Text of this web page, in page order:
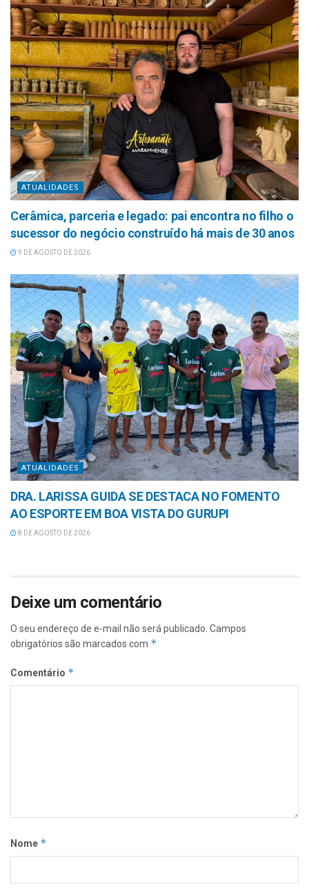
ATUALIDADES
Cerâmica, parceria e legado: pai encontra no filho o
sucessor do negócio construído há mais de 30 anos
9 DE AGOSTO DE 2026
ATUALIDADES
DRA. LARISSA GUIDA SE DESTACA NO FOMENTO
AO ESPORTE EM BOA VISTA DO GURUPI
8 DE AGOSTO DE 2026
Deixe um comentário
O seu endereço de e-mail não será publicado. Campos
obrigatórios são marcados com *
Comentário *
Nome *